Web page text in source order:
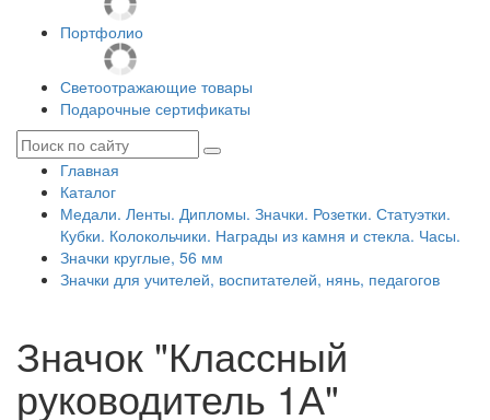
Портфолио
Светоотражающие товары
Подарочные сертификаты
Главная
Каталог
Медали. Ленты. Дипломы. Значки. Розетки. Статуэтки.
Кубки. Колокольчики. Награды из камня и стекла. Часы.
Значки круглые, 56 мм
Значки для учителей, воспитателей, нянь, педагогов
Значок "Классный
руководитель 1А"